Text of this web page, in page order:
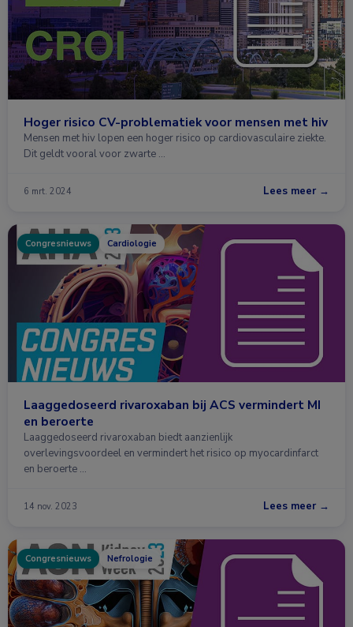
Hoger risico CV-problematiek voor mensen met hiv
Mensen met hiv lopen een hoger risico op cardiovasculaire ziekte.
Dit geldt vooral voor zwarte …
6 mrt. 2024 Lees meer →
Congresnieuws Cardiologie
Laaggedoseerd rivaroxaban bij ACS vermindert MI
en beroerte
Laaggedoseerd rivaroxaban biedt aanzienlijk
overlevingsvoordeel en vermindert het risico op myocardinfarct
en beroerte …
14 nov. 2023 Lees meer →
Congresnieuws Nefrologie